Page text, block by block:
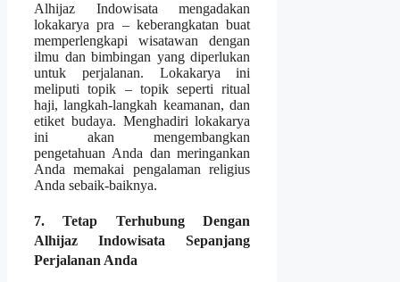
Alhijaz Indowisata mengadakan
lokakarya pra – keberangkatan buat
memperlengkapi wisatawan dengan
ilmu dan bimbingan yang diperlukan
untuk perjalanan. Lokakarya ini
meliputi topik – topik seperti ritual
haji, langkah-langkah keamanan, dan
etiket budaya. Menghadiri lokakarya
ini akan mengembangkan
pengetahuan Anda dan meringankan
Anda memakai pengalaman religius
Anda sebaik-baiknya.
7. Tetap Terhubung Dengan
Alhijaz Indowisata Sepanjang
Perjalanan Anda